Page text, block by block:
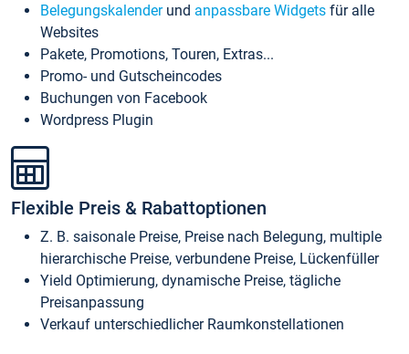
Belegungskalenderund anpassbare Widgets für alle
Websites
Pakete, Promotions, Touren, Extras...
Promo- und Gutscheincodes
Buchungen von Facebook
Wordpress Plugin
Flexible Preis & Rabattoptionen
Z. B. saisonale Preise, Preise nach Belegung, multiple
hierarchische Preise, verbundene Preise, Lückenfüller
Yield Optimierung, dynamische Preise, tägliche
Preisanpassung
Verkauf unterschiedlicher Raumkonstellationen